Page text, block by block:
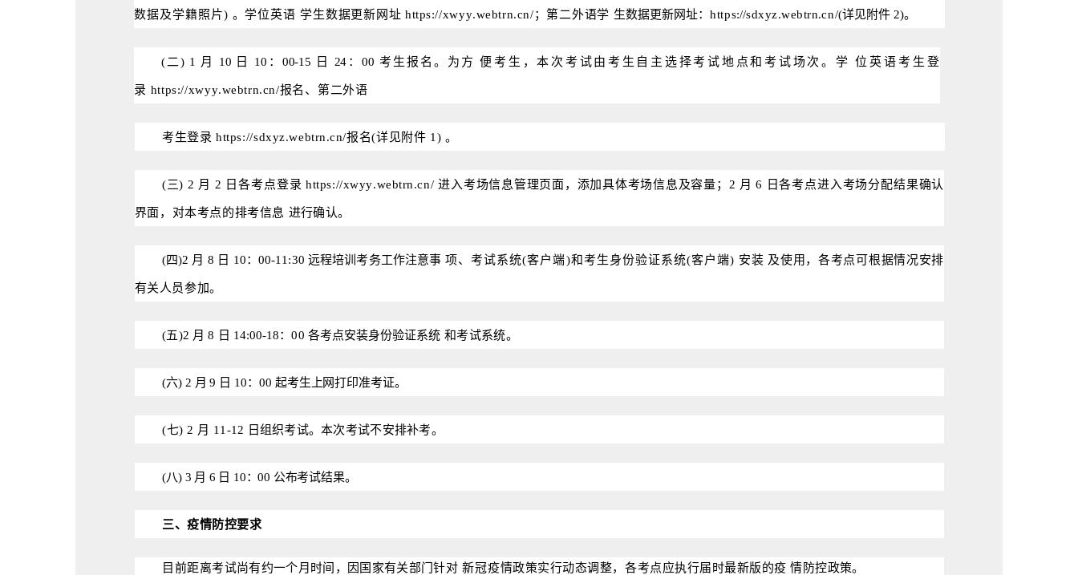
数据及学籍照片) 。学位英语 学生数据更新网址 https://xwyy.webtrn.cn/；第二外语学 生数据更新网址：https://sdxyz.webtrn.cn/(详见附件 2)。
(二) 1 月 10 日 10：00-15 日 24：00 考生报名。为 方 便考生，本次考试由考生自主选择考试地点和考试场次。学 位英语考生登
录 https://xwyy.webtrn.cn/报名、第二外语
考生登录 https://sdxyz.webtrn.cn/报名(详见附件 1)。
(三) 2 月 2 日各考点登录 https://xwyy.webtrn.cn/ 进 入考场信息管理页面，添加具体考场信息及容量； 2 月 6 日各考点进入考场分配结果确认
界面，对本考点的排考信息 进行确认。
(四)2 月 8 日 10：00-11:30 远程培训考务工作注意事 项、考试系统(客户端)和考生身份验证系统(客户端) 安装 及使用，各考点可根据情况安排
有关人员参加。
(五)2 月 8 日 14:00-18：00 各考点安装身份验证系统 和考试系统。
(六) 2 月 9 日 10：00 起考生上网打印准考证。
(七) 2 月 11-12 日组织考试。本次考试不安排补考。
(八) 3 月 6 日 10：00 公布考试结果。
三、疫情防控要求
目前距离考试尚有约一个月时间，因国家有关部门针对 新冠疫情政策实行动态调整，各考点应执行届时最新版的疫 情 防控政策。